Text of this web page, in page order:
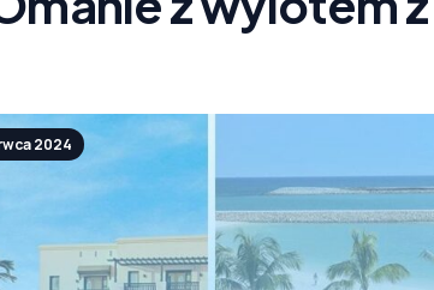
2024